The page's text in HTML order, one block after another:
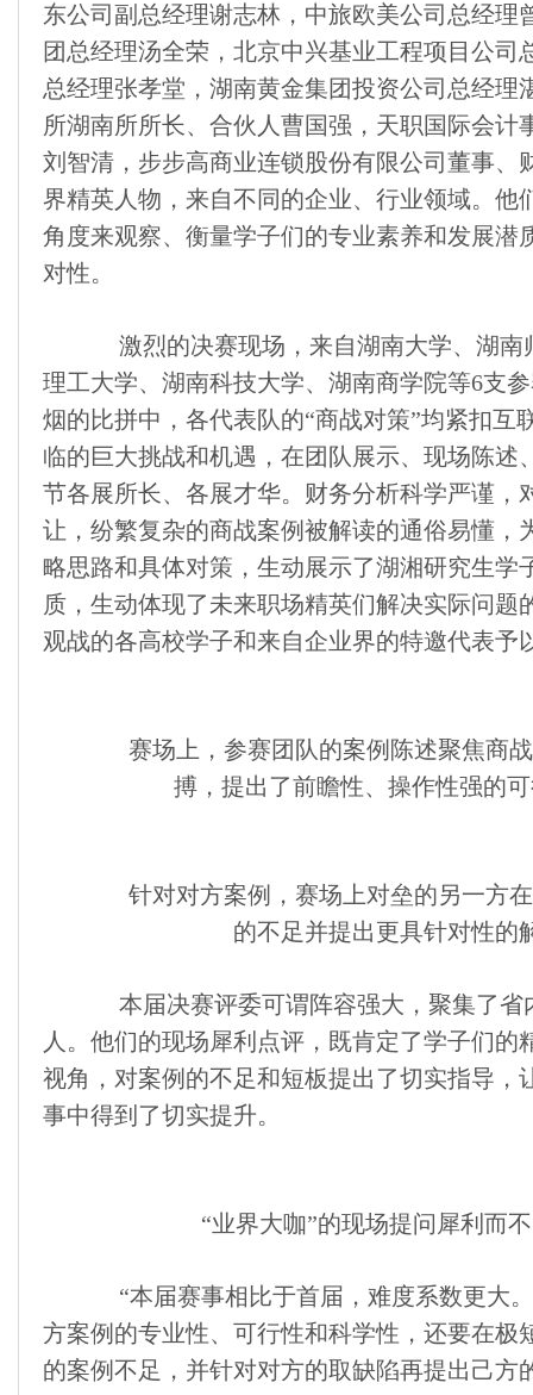
东公司副总经理谢志林，中旅欧美公司总经理
团总经理汤全荣，北京中兴基业工程项目公司
总经理张孝堂，湖南黄金集团投资公司总经理
所湖南所所长、合伙人曹国强，天职国际会计
刘智清，步步高商业连锁股份有限公司董事、
界精英人物，来自不同的企业、行业领域。他
角度来观察、衡量学子们的专业素养和发展潜
对性。
激烈的决赛现场，来自湖南大学、湖南
理工大学、湖南科技大学、湖南商学院等6支
烟的比拼中，各代表队的“商战对策”均紧扣互
临的巨大挑战和机遇，在团队展示、现场陈述
节各展所长、各展才华。财务分析科学严谨，
让，纷繁复杂的商战案例被解读的通俗易懂，
略思路和具体对策，生动展示了湖湘研究生学
质，生动体现了未来职场精英们解决实际问题
观战的各高校学子和来自企业界的特邀代表予
赛场上，参赛团队的案例陈述聚焦商战
搏，提出了前瞻性、操作性强的
针对对方案例，赛场上对垒的另一方在
的不足并提出更具针对性的
本届决赛评委可谓阵容强大，聚集了省
人。他们的现场犀利点评，既肯定了学子们的
视角，对案例的不足和短板提出了切实指导，
事中得到了切实提升。
“业界大咖”的现场提问犀利而不
“本届赛事相比于首届，难度系数更大。
方案例的专业性、可行性和科学性，还要在极
的案例不足，并针对对方的取缺陷再提出己方